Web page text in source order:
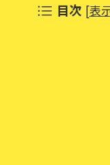
目次 [表